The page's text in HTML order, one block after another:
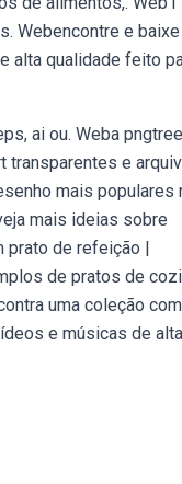
Webencontre e
alta qualidade feito
ai ou. Weba pngtree
transparentes e
mais populares
mais ideias sobre
prato de refeição |
de pratos de
uma coleção com
e músicas de alta